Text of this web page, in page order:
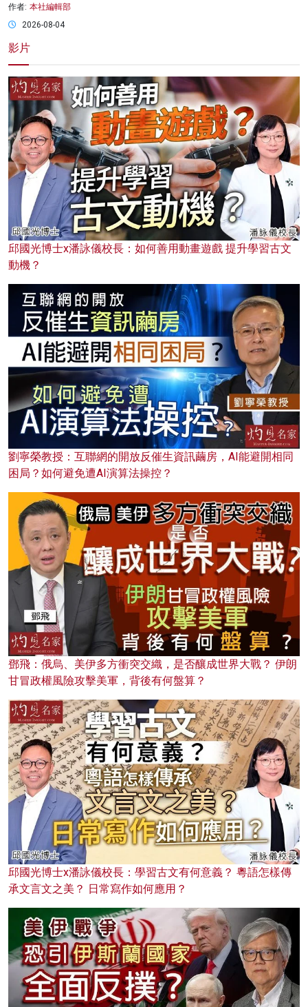
作者: 本社編輯部
2026-08-04
影片
邱國光博士x潘詠儀校長：如何善用動畫遊戲 提升學習古文
動機？
劉寧榮教授：互聯網的開放反催生資訊繭房，AI能避開相同
困局？如何避免遭AI演算法操控？
鄧飛：俄烏、美伊多方衝突交織，是否釀成世界大戰？ 伊朗
甘冒政權風險攻擊美軍，背後有何盤算？
邱國光博士x潘詠儀校長：學習古文有何意義？ 粵語怎樣傳
承文言文之美？ 日常寫作如何應用？